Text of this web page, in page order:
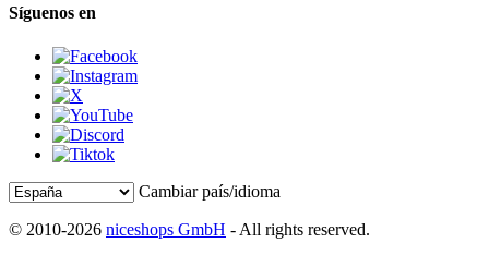
Síguenos en
Cambiar país/idioma
© 2010-2026 niceshops GmbH - All rights reserved.